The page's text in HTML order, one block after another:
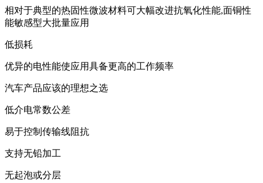
相对于典型的热固性微波材料可大幅改进抗氧化性能,面铜性
能敏感型大批量应用
低损耗
优异的电性能使应用具备更高的工作频率
汽车产品应该的理想之选
低介电常数公差
易于控制传输线阻抗
支持无铅加工
无起泡或分层